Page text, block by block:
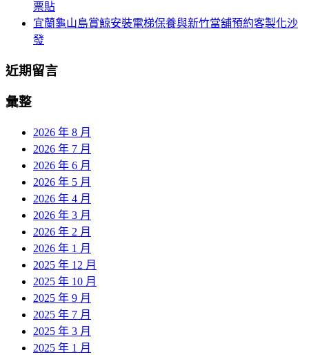
票貼
宜蘭龜山島賞鯨安裝電梯保養與新竹當舖預約客製化沙
發
近期留言
彙整
2026 年 8 月
2026 年 7 月
2026 年 6 月
2026 年 5 月
2026 年 4 月
2026 年 3 月
2026 年 2 月
2026 年 1 月
2025 年 12 月
2025 年 10 月
2025 年 9 月
2025 年 7 月
2025 年 3 月
2025 年 1 月